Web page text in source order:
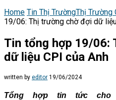
Home Tin Thị TrườngThị Trường
19/06: Thị trường chờ đợi dữ
Tin tổng hợp 19/06:
dữ liệu CPI của Anh
written by editor 19/06/2024
Tổng hợp tin tức cho